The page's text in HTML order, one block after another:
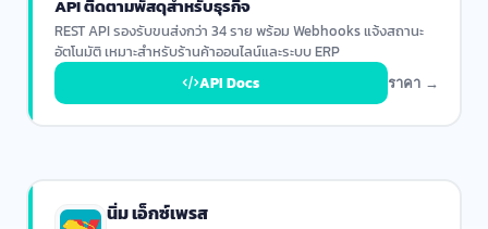
API ติดตามพัสดุสำหรับธุรกิจ
REST API รองรับขนส่งกว่า 34 ราย พร้อม Webhooks แจ้งสถานะ
อัตโนมัติ เหมาะสำหรับร้านค้าออนไลน์และระบบ ERP
API Docs
ราคา →
นิ่ม เอ็กซ์เพรส